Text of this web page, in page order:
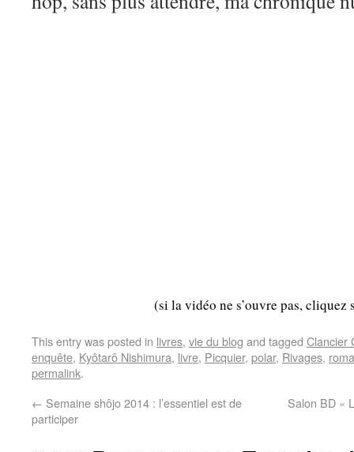
(si la vidéo ne s’ouvre pas, cliquez
This entry was posted in livres, vie du blog and tagged Clancier
enquête, Kyôtarô Nishimura, livre, Picquier, polar, Rivages,
permalink.
← Semaine shôjo 2014 : l’essentiel est de
participer
Salon BD «